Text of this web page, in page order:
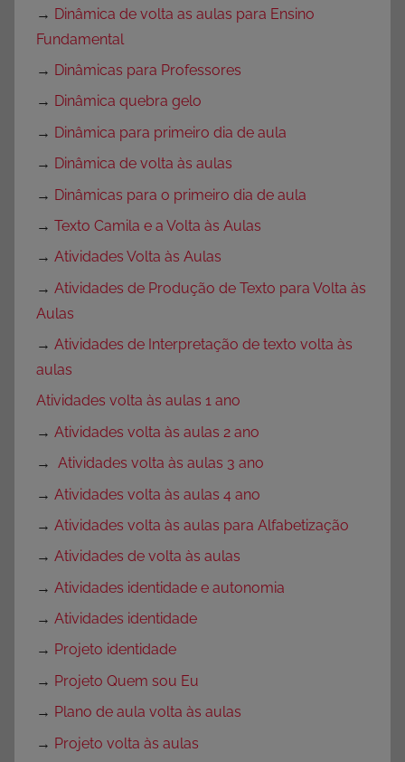
→ Dinâmica de volta as aulas para Ensino
Fundamental
→ Dinâmicas para Professores
→ Dinâmica quebra gelo
→ Dinâmica para primeiro dia de aula
→ Dinâmica de volta às aulas
→ Dinâmicas para o primeiro dia de aula
→ Texto Camila e a Volta às Aulas
→ Atividades Volta às Aulas
→ Atividades de Produção de Texto para Volta às
Aulas
→ Atividades de Interpretação de texto volta às
aulas
Atividades volta às aulas 1 ano
→ Atividades volta às aulas 2 ano
→ Atividades volta às aulas 3 ano
→ Atividades volta às aulas 4 ano
→ Atividades volta às aulas para Alfabetização
→ Atividades de volta às aulas
→ Atividades identidade e autonomia
→ Atividades identidade
→ Projeto identidade
→ Projeto Quem sou Eu
→ Plano de aula volta às aulas
→ Projeto volta às aulas